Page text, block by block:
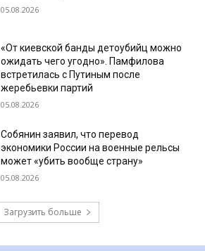
05.08.2026
«От киевской банды детоубийц можно
ожидать чего угодно». Памфилова
встретилась с Путиным после
жеребьевки партий
05.08.2026
Собянин заявил, что перевод
экономики России на военные рельсы
может «убить вообще страну»
05.08.2026
Загрузить больше